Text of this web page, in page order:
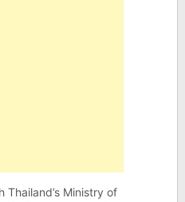
Thailand’s Ministry of